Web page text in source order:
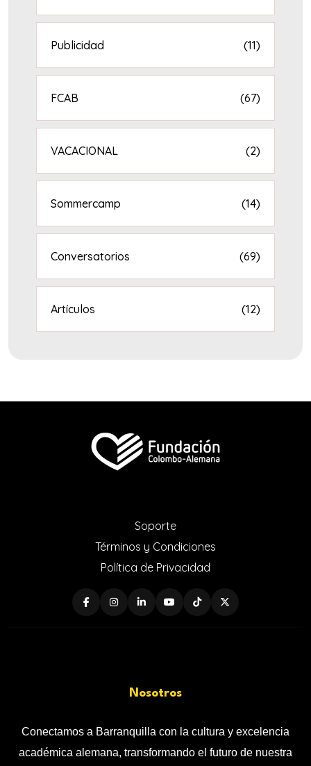
Publicidad (11)
FCAB (67)
VACACIONAL (2)
Sommercamp (14)
Conversatorios (69)
Artículos (12)
Soporte
Términos y Condiciones
Política de Privacidad
Nosotros
Conectamos a Barranquilla con la cultura y excelencia
académica alemana, transformando el futuro de nuestra